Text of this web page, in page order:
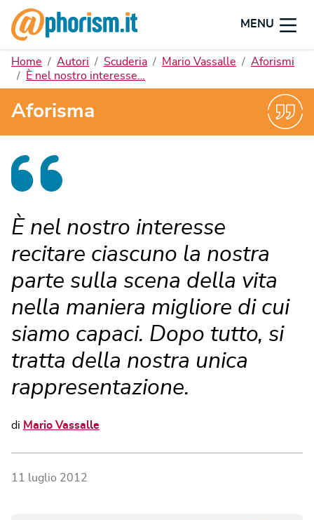
MENU
Home Autori Scuderia Mario Vassalle
Aforismi
È nel nostro interesse…
Aforisma
È nel nostro interesse
recitare ciascuno la nostra
parte sulla scena della vita
nella maniera migliore di cui
siamo capaci. Dopo tutto, si
tratta della nostra unica
rappresentazione.
di Mario Vassalle
11 luglio 2012